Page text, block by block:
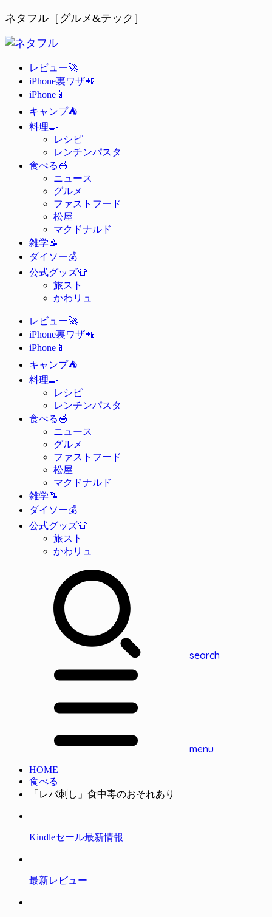
ネタフル［グルメ&テック］
レビュー🚀
iPhone裏ワザ📲
iPhone 📱
キャンプ⛺
料理🍳
レシピ
レンチンパスタ
食べる 🥣
ニュース
グルメ
ファストフード
松屋
マクドナルド
雑学📝
ダイソー💰
公式グッズ👕
旅スト
かわリュ
レビュー🚀
iPhone裏ワザ📲
iPhone 📱
キャンプ⛺
料理🍳
レシピ
レンチンパスタ
食べる 🥣
ニュース
グルメ
ファストフード
松屋
マクドナルド
雑学📝
ダイソー💰
公式グッズ👕
旅スト
かわリュ
search
menu
HOME
食べる
「レバ刺し」食中毒のおそれあり
Kindleセール最新情報
最新レビュー